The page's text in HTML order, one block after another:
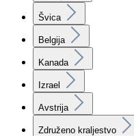
Švica
Belgija
Kanada
Izrael
Avstrija
Združeno kraljestvo